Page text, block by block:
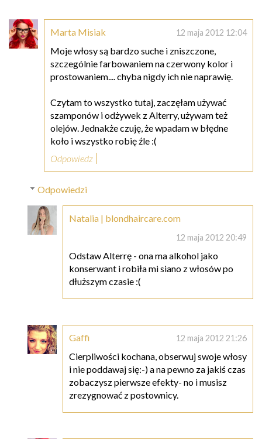
Marta Misiak 12 maja 2012 12:04
Moje włosy są bardzo suche i zniszczone,
szczególnie farbowaniem na czerwony kolor i
prostowaniem.... chyba nigdy ich nie naprawię.
Czytam to wszystko tutaj, zaczęłam używać
szamponów i odżywek z Alterry, używam też
olejów. Jednakże czuję, że wpadam w błędne
koło i wszystko robię źle :(
Odpowiedz
Odpowiedzi
Natalia | blondhaircare.com
12 maja 2012 20:49
Odstaw Alterrę - ona ma alkohol jako
konserwant i robiła mi siano z włosów po
dłuższym czasie :(
Gaffi 12 maja 2012 21:26
Cierpliwości kochana, obserwuj swoje włosy
i nie poddawaj się:-) a na pewno za jakiś czas
zobaczysz pierwsze efekty- no i musisz
zrezygnować z postownicy.